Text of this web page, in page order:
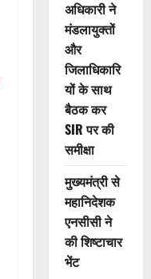
अधिकारी ने
मंडलायुक्तों
और
जिलाधिकारि
यों के साथ
बैठक कर
SIR पर की
समीक्षा
मुख्यमंत्री से
महानिदेशक
एनसीसी ने
की शिष्टाचार
भेंट